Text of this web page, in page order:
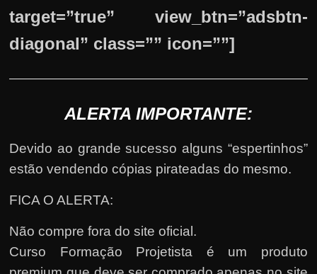
target=”true” view_btn=”adsbtn-
diagonal” class=”” icon=””]
ALERTA IMPORTANTE:
Devido ao grande sucesso alguns “espertinhos”
estão vendendo cópias pirateadas do mesmo.
FICA O ALERTA:
Não compre fora do site oficial.
Curso Formação Projetista é um produto